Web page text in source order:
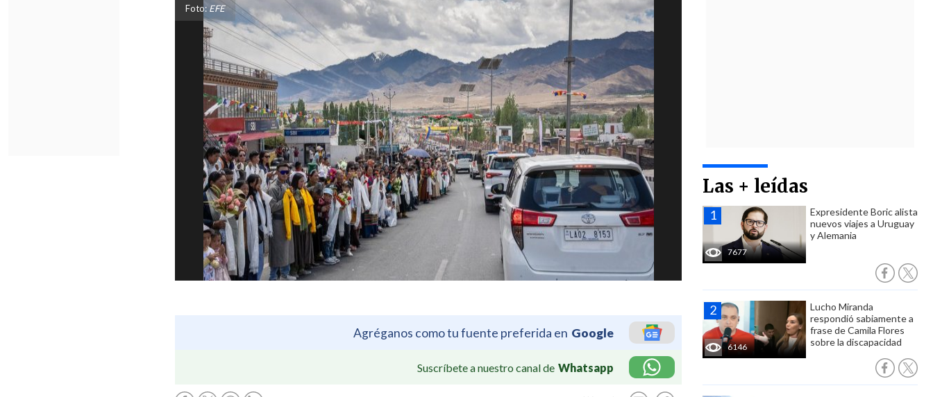
Foto:EFE
Agréganos como tu fuente preferida en Google
Suscríbete a nuestro canal de Whatsapp
Las + leídas
7677
Expresidente Boric alista
nuevos viajes a Uruguay
y Alemania
6146
Lucho Miranda
respondió sabiamente a
frase de Camila Flores
sobre la discapacidad